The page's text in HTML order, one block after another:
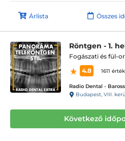
Árlista Összes
Röntgen - 1.
4.8
1611
Radio Dental -
Budapest, VIII.
Következő